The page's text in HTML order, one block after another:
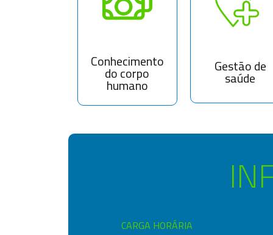
Conhecimento
do corpo
humano
Gestão de
saúde
CARGA HORÁRIA